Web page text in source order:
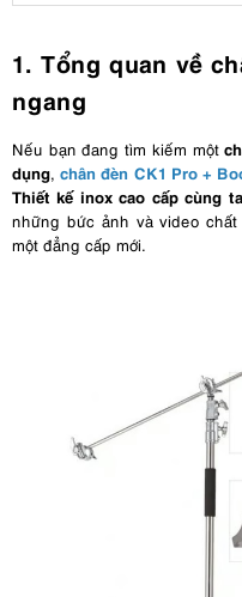
1. Tổng quan về
ngang
Nếu bạn đang tìm kiếm một
dụng, chân đèn CK1 Pro +
Thiết kế inox cao cấp cùng
những bức ảnh và video
một đẳng cấp mới.